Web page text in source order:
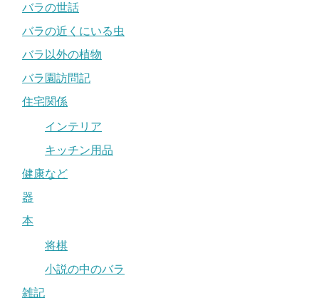
バラの世話
バラの近くにいる虫
バラ以外の植物
バラ園訪問記
住宅関係
インテリア
キッチン用品
健康など
器
本
将棋
小説の中のバラ
雑記